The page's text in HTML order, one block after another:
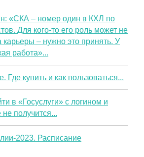
«СКА – номер один в КХЛ по
Для кого-то его роль может не
карьеры – нужно это принять. У
работа»...
Где купить и как пользоваться...
в «Госуслуги» с логином и
получится...
2023. Расписание